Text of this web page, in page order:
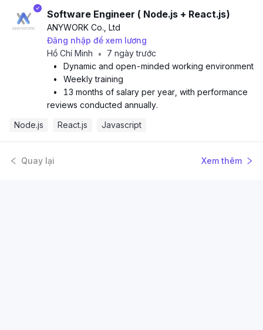
Software Engineer ( Node.js + React.js)
ANYWORK Co., Ltd
Đăng nhập để xem lương
Hồ Chí Minh
•
7 ngày trước
•
Dynamic and open-minded working environment
•
Weekly training
•
13 months of salary per year, with performance
reviews conducted annually.
Node.js
React.js Javascript
Quay lại Xem thêm